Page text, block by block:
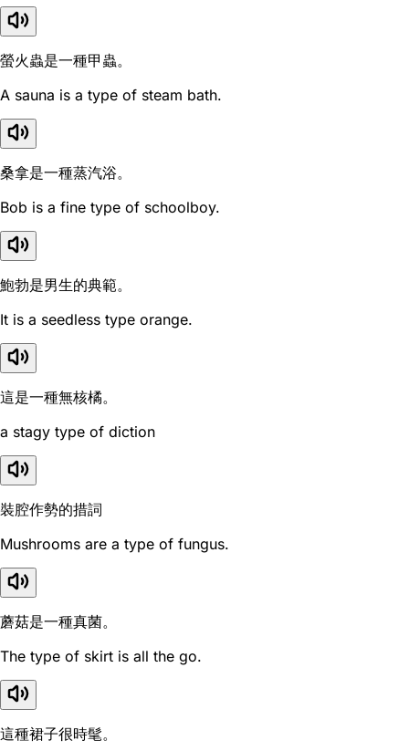
螢火蟲是一種甲蟲。
A sauna is a type of steam bath.
桑拿是一種蒸汽浴。
Bob is a fine type of schoolboy.
鮑勃是男生的典範。
It is a seedless type orange.
這是一種無核橘。
a stagy type of diction
裝腔作勢的措詞
Mushrooms are a type of fungus.
蘑菇是一種真菌。
The type of skirt is all the go.
這種裙子很時髦。